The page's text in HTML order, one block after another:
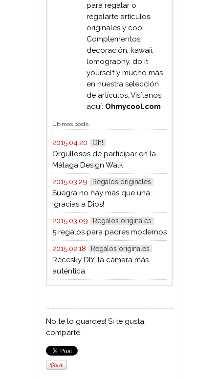
para regalar o
regalarte artículos
originales y cool.
Complementos,
decoración, kawaii,
lomography, do it
yourself y mucho más
en nuestra selección
de artículos. Visítanos
aquí: Ohmycool.com
Últimos posts
2015.04.20 Oh!
Orgullosos de participar en la
Málaga Design Walk
2015.03.29
Regalos originales
Suegra no hay más que una…
¡gracias a Dios!
2015.03.09
Regalos originales
5 regalos para padres modernos
2015.02.18
Regalos originales
Recesky DIY, la cámara más
auténtica
No te lo guardes! Si te gusta,
comparte.